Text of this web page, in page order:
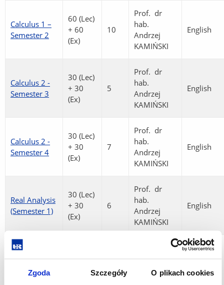
Zgoda Szczegóły O plikach cookies
Calculus 1 –
Semester 2
60 (Lec)
+ 60
(Ex)
10
Prof. dr
hab.
Andrzej
KAMIŃSKI
English
Calculus 2 -
Semester 3
30 (Lec)
+ 30
(Ex)
5
Prof. dr
hab.
Andrzej
KAMIŃSKI
English
Calculus 2 -
Semester 4
30 (Lec)
+ 30
(Ex)
7
Prof. dr
hab.
Andrzej
KAMIŃSKI
English
Real Analysis
(Semester 1)
30 (Lec)
+ 30
(Ex)
6
Prof. dr
hab.
Andrzej
KAMIŃSKI
English
Measure
(Semester 3)
Andrzej